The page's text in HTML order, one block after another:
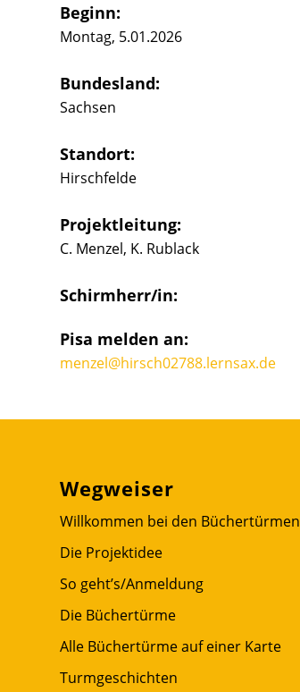
Beginn:
Montag, 5.01.2026
Bundesland:
Sachsen
Standort:
Hirschfelde
Projektleitung:
C. Menzel, K. Rublack
Schirmherr/in:
Pisa melden an:
menzel@hirsch02788.lernsax.de
Wegweiser
Willkommen bei den Büchertürmen
Die Projektidee
So geht’s/Anmeldung
Die Büchertürme
Alle Büchertürme auf einer Karte
Turmgeschichten